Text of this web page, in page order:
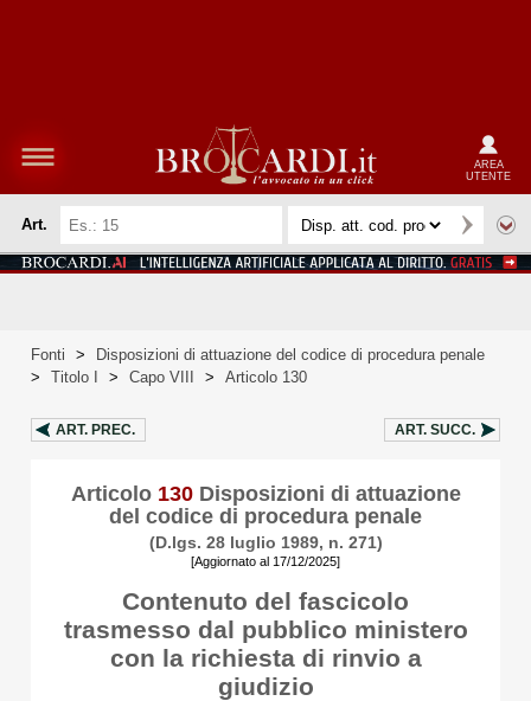
AREA
UTENTE
Art.
Fonti >
Disposizioni di attuazione del codice di procedura penale
>
Titolo I > Capo VIII > Articolo 130
ART. PREC. ART. SUCC.
Articolo 130Disposizioni di attuazione
del codice di procedura penale
(D.lgs. 28 luglio 1989, n. 271)
[Aggiornato al 17/12/2025]
Contenuto del fascicolo
trasmesso dal pubblico ministero
con la richiesta di rinvio a
giudizio